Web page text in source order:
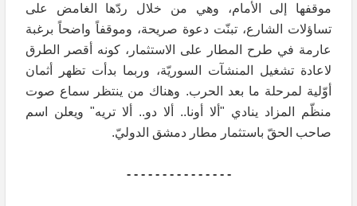
موقفها إلى الأمام، وهي من خلال ردّها الغامض على
تساؤلات الشارع، تبنّت دعوة صريحة، وموقفاً واضحاً برغبة
عارمة في طرح المطار على الاستثمار، كونه أقصر الطرق
لاعادة تشغيل المنشآت السوريّة، وربما بدأت تظهر أثمان
أوّلية لمرحلة ما بعد الحرب. وهناك من ينتظر سماع صوت
منظّم المزاد ينادي "ألا أونا.. ألا دو.. ألا تريه" ويعلن اسم
صاحب الحقّ باستثمار مطار دمشق الدوليّ.
- - - - - - - - - - - - - - -